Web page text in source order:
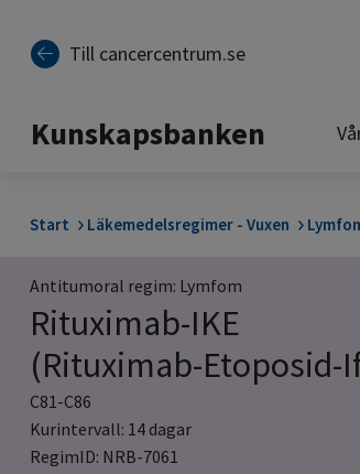
Till cancercentrum.se
Kunskapsbanken
Start Läkemedelsregimer - Vuxen
Antitumoral regim: Lymfom
Rituximab-IKE
(Rituximab-
C81-C86
Kurintervall: 14 dagar
RegimID: NRB-7061